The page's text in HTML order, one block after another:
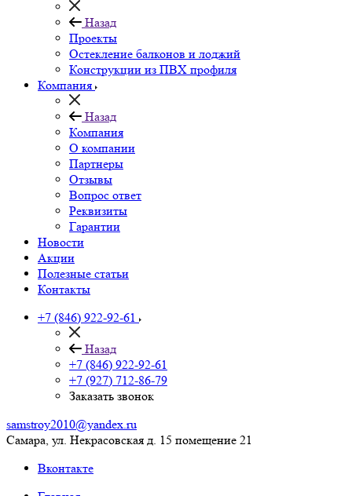
Назад
Проекты
Остекление балконов и лоджий
Конструкции из ПВХ профиля
Компания
Назад
Компания
О компании
Партнеры
Отзывы
Вопрос ответ
Реквизиты
Гарантии
Новости
Акции
Полезные статьи
Контакты
+7 (846) 922-92-61
Назад
+7 (846) 922-92-61
+7 (927) 712-86-79
Заказать звонок
samstroy2010@yandex.ru
Самара, ул. Некрасовская д. 15 помещение 21
Вконтакте